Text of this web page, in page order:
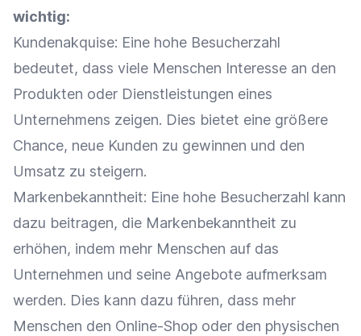
wichtig:
Kundenakquise: Eine hohe Besucherzahl
bedeutet, dass viele Menschen Interesse an den
Produkten oder Dienstleistungen eines
Unternehmens zeigen. Dies bietet eine größere
Chance, neue Kunden zu gewinnen und den
Umsatz zu steigern.
Markenbekanntheit: Eine hohe Besucherzahl kann
dazu beitragen, die Markenbekanntheit zu
erhöhen, indem mehr Menschen auf das
Unternehmen und seine Angebote aufmerksam
werden. Dies kann dazu führen, dass mehr
Menschen den Online-Shop oder den physischen